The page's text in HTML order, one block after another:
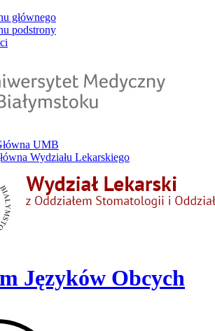
głównego
podstrony
UMB
Wydziału Lekarskiego
Języków Obcych